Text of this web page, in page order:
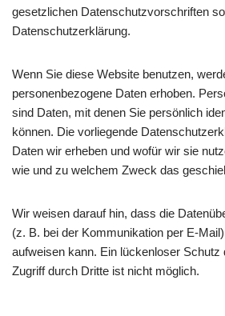
gesetzlichen Datenschutzvorschriften
Datenschutzerklärung.
Wenn Sie diese Website benutzen,
personenbezogene Daten erhoben.
sind Daten, mit denen Sie persönlich
können. Die vorliegende
Daten wir erheben und wofür wir sie
wie und zu welchem Zweck das
Wir weisen darauf hin, dass die
(z. B. bei der Kommunikation per E-
aufweisen kann. Ein lückenloser Schutz
Zugriff durch Dritte ist nicht möglich.